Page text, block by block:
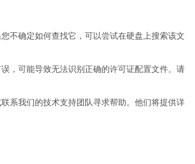
不确定如何查找它，可以尝试在硬盘上搜索该文
，可能导致无法识别正确的许可证配置文件。请
系我们的技术支持团队寻求帮助。他们将提供详